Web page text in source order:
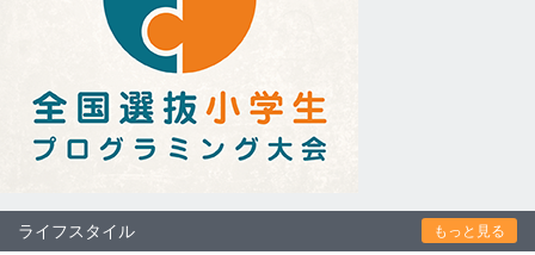
ライフスタイル もっと見る